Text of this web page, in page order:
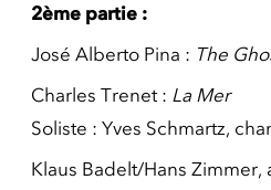
2ème partie :
José Alberto Pina : The
Charles Trenet : La Mer
Soliste : Yves Schmartz,
Klaus Badelt/Hans Zimmer,